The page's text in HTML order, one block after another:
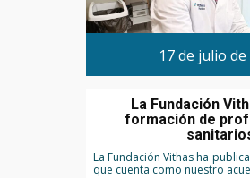
17 de julio de
La Fundación
formación de
La Fundación Vithas ha
que cuenta como nuestro